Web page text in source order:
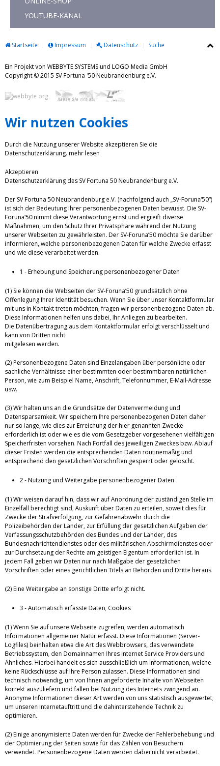
YOUTUBE-KANAL
Startseite Impressum Datenschutz Suche
Ein Projekt von WEBBYTE SYSTEMS und LOGO Media GmbH
Copyright © 2015 SV Fortuna '50 Neubrandenburg e.V.
Wir nutzen Cookies
Durch die Nutzung unserer Website akzeptieren Sie die
Datenschutzerklärung. mehr lesen
Akzeptieren
Datenschutzerklärung des SV Fortuna 50 Neubrandenburg e.V.
Der SV Fortuna 50 Neubrandenburg e.V. (nachfolgend auch „SV-Foruna‘50“)
ist sich der Bedeutung Ihrer personenbezogenen Daten bewusst. Die SV-
Foruna’50 nimmt diese Verantwortung ernst und ergreift diverse
Maßnahmen, um den Schutz Ihrer Privatsphäre während der Nutzung
unserer Webseiten zu gewährleisten. Der SV-Foruna’50 möchte Sie darüber
informieren, welche personenbezogenen Daten für welche Zwecke erfasst
und wie diese verarbeitet werden.
1 - Erhebung und Speicherung personenbezogener Daten
(1) Sie können die Webseiten der SV-Foruna’50 grundsätzlich ohne
Offenlegung Ihrer Identität besuchen. Wenn Sie über unser Kontaktformular
mit uns in Kontakt treten möchten, fragen wir personenbezogene Daten ab.
Diese Informationen helfen uns dabei, Ihr Anliegen zu bearbeiten.
Die Datenübertragung aus dem Kontaktformular erfolgt verschlüsselt und
kann von Dritten nicht
mitgelesen werden.
(2) Personenbezogene Daten sind Einzelangaben über persönliche oder
sachliche Verhältnisse einer bestimmten oder bestimmbaren natürlichen
Person, wie zum Beispiel Name, Anschrift, Telefonnummer, E-Mail-Adresse
usw.
(3) Wir halten uns an die Grundsätze der Datenvermeidung und
Datensparsamkeit. Wir speichern Ihre personenbezogenen Daten daher
nur so lange, wie dies zur Erreichung der hier genannten Zwecke
erforderlich ist oder wie es die vom Gesetzgeber vorgesehenen vielfältigen
Speicherfristen vorsehen. Nach Fortfall des jeweiligen Zweckes bzw. Ablauf
dieser Fristen werden die entsprechenden Daten routinemäßig und
entsprechend den gesetzlichen Vorschriften gesperrt oder gelöscht.
2 - Nutzung und Weitergabe personenbezogener Daten
(1) Wir weisen darauf hin, dass wir auf Anordnung der zuständigen Stelle im
Einzelfall berechtigt sind, Auskunft über Daten zu erteilen, soweit dies für
Zwecke der Strafverfolgung, zur Gefahrenabwehr durch die
Polizeibehörden der Länder, zur Erfüllung der gesetzlichen Aufgaben der
Verfassungsschutzbehörden des Bundes und der Länder, des
Bundesnachrichtendienstes oder des militärischen Abschirmdienstes oder
zur Durchsetzung der Rechte am geistigen Eigentum erforderlich ist. In
jedem Fall geben wir Daten nur nach Maßgabe der gesetzlichen
Vorschriften oder eines gerichtlichen Titels an Behörden und Dritte heraus.
(2) Eine Weitergabe an sonstige Dritte erfolgt nicht.
3 - Automatisch erfasste Daten, Cookies
(1) Wenn Sie auf unsere Webseite zugreifen, werden automatisch
Informationen allgemeiner Natur erfasst. Diese Informationen (Server-
Logfiles) beinhalten etwa die Art des Webbrowsers, das verwendete
Betriebssystem, den Domainnamen Ihres Internet Service Providers und
Ähnliches. Hierbei handelt es sich ausschließlich um Informationen, welche
keine Rückschlüsse auf Ihre Person zulassen. Diese Informationen sind
technisch notwendig, um von Ihnen angeforderte Inhalte von Webseiten
korrekt auszuliefern und fallen bei Nutzung des Internets zwingend an.
Anonyme Informationen dieser Art werden von uns statistisch ausgewertet,
um unseren Internetauftritt und die dahinterstehende Technik zu
optimieren.
(2) Einige anonymisierte Daten werden für Zwecke der Fehlerbehebung und
der Optimierung der Seiten sowie für das Zählen von Besuchern
verwendet. Personenbezogene Daten werden dabei nicht verarbeitet.